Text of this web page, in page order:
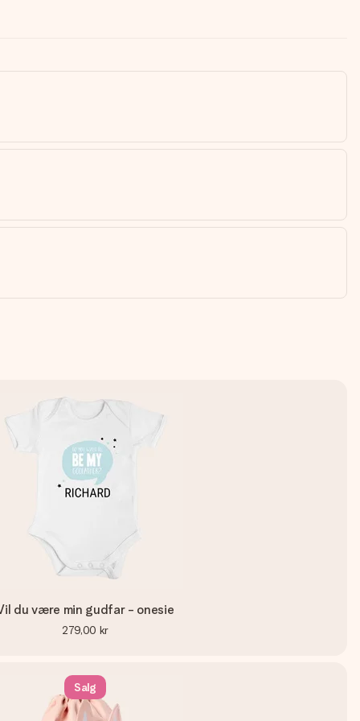
du være min gudfar - onesie
279,00 kr
Salg